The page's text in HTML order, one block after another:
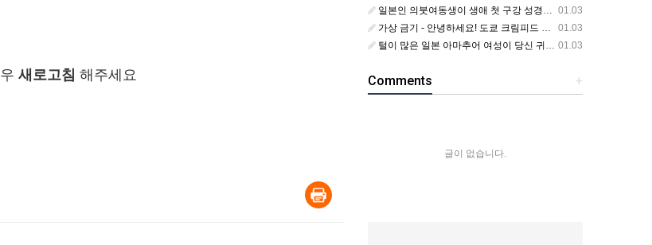
새로고침 해주세요
01.03
일본인 의붓여동생이 생애 첫 구강 성경험을 공개하다
01.03
가상 금기 - 안녕하세요! 도쿄 크림피드 시엘에서
01.03
털이 많은 일본 아마추어 여성이 당신 귀에 대고 신음하며 자위합니다. 그녀가 오르가즘에 도달하는 모습을 보세요?
+
Comments
글이 없습니다.